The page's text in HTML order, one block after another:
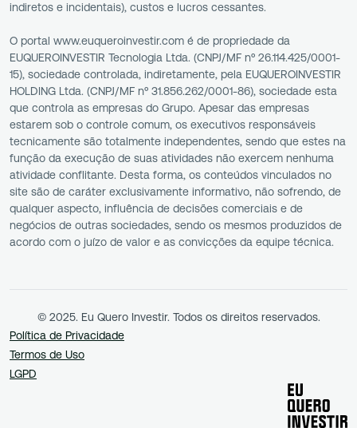
indiretos e incidentais), custos e lucros cessantes.
O portal www.euqueroinvestir.com é de propriedade da
EUQUEROINVESTIR Tecnologia Ltda. (CNPJ/MF nº 26.114.425/0001-
15), sociedade controlada, indiretamente, pela EUQUEROINVESTIR
HOLDING Ltda. (CNPJ/MF nº 31.856.262/0001-86), sociedade esta
que controla as empresas do Grupo. Apesar das empresas
estarem sob o controle comum, os executivos responsáveis
tecnicamente são totalmente independentes, sendo que estes na
função da execução de suas atividades não exercem nenhuma
atividade conflitante. Desta forma, os conteúdos vinculados no
site são de caráter exclusivamente informativo, não sofrendo, de
qualquer aspecto, influência de decisões comerciais e de
negócios de outras sociedades, sendo os mesmos produzidos de
acordo com o juízo de valor e as convicções da equipe técnica.
© 2025. Eu Quero Investir. Todos os direitos reservados.
Política de Privacidade
Termos de Uso
LGPD